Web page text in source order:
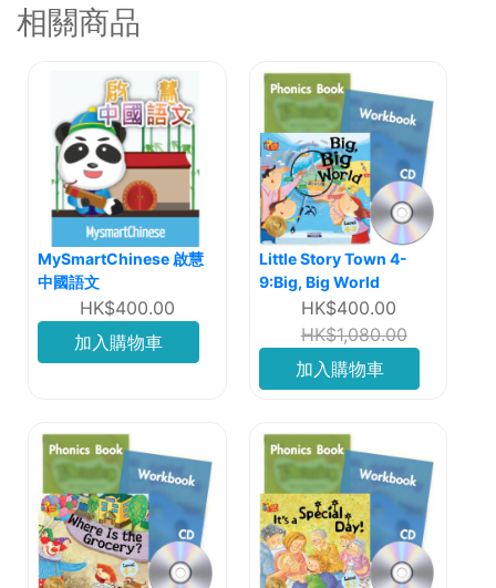
相關商品
MySmartChinese 啟慧
中國語文
HK$400.00
加入購物車
Little Story Town 4-
9:Big, Big World
HK$400.00
HK$1,080.00
加入購物車